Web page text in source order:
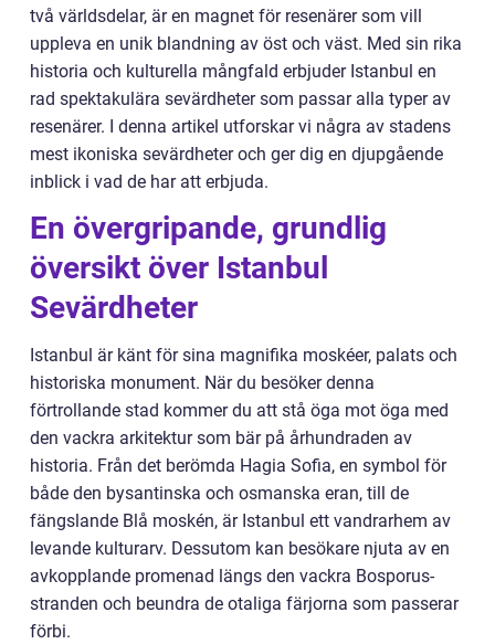
två världsdelar, är en magnet för resenärer som vill
uppleva en unik blandning av öst och väst. Med sin rika
historia och kulturella mångfald erbjuder Istanbul en
rad spektakulära sevärdheter som passar alla typer av
resenärer. I denna artikel utforskar vi några av stadens
mest ikoniska sevärdheter och ger dig en djupgående
inblick i vad de har att erbjuda.
En övergripande, grundlig
översikt över Istanbul
Sevärdheter
Istanbul är känt för sina magnifika moskéer, palats och
historiska monument. När du besöker denna
förtrollande stad kommer du att stå öga mot öga med
den vackra arkitektur som bär på århundraden av
historia. Från det berömda Hagia Sofia, en symbol för
både den bysantinska och osmanska eran, till de
fängslande Blå moskén, är Istanbul ett vandrarhem av
levande kulturarv. Dessutom kan besökare njuta av en
avkopplande promenad längs den vackra Bosporus-
stranden och beundra de otaliga färjorna som passerar
förbi.